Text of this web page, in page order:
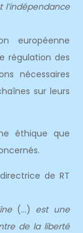
l’indépendance
européenne
régulation des
nécessaires
sur leurs
éthique que
de RT
(…) est une
de la liberté